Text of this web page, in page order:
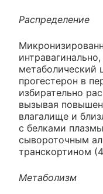
Распределение
метаболический
прогестерон в
избирательно
вызывая
влагалище и
с белками
сывороточным
транскортином
Метаболизм